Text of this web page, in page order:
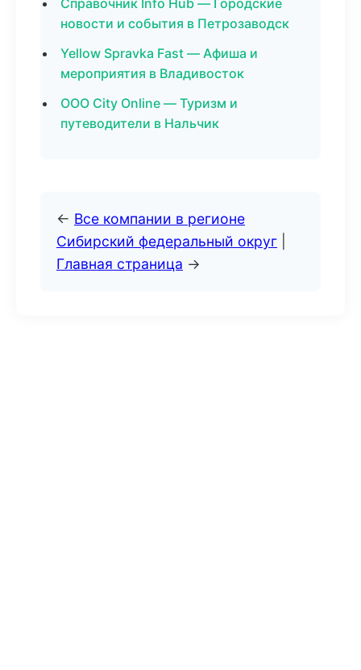
Справочник Info Hub — Городские
новости и события в Петрозаводск
Yellow Spravka Fast — Афиша и
мероприятия в Владивосток
ООО City Online — Туризм и
путеводители в Нальчик
← Все компании в регионе
Сибирский федеральный округ
Главная страница →